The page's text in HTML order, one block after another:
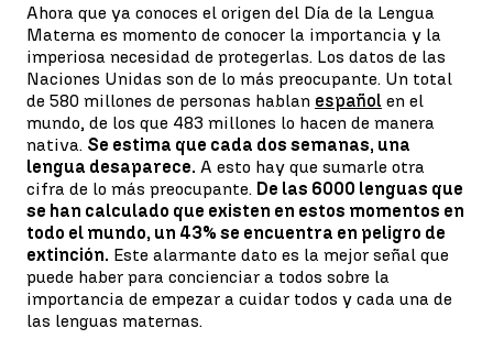
Ahora que ya conoces el origen del Día de la Lengua
Materna es momento de conocer la importancia y la
imperiosa necesidad de protegerlas. Los datos de las
Naciones Unidas son de lo más preocupante. Un total
de 580 millones de personas hablan español en el
mundo, de los que 483 millones lo hacen de manera
nativa. Se estima que cada dos semanas, una
lengua desaparece. A esto hay que sumarle otra
cifra de lo más preocupante. De las 6000 lenguas que
se han calculado que existen en estos momentos en
todo el mundo, un 43% se encuentra en peligro de
extinción. Este alarmante dato es la mejor señal que
puede haber para concienciar a todos sobre la
importancia de empezar a cuidar todos y cada una de
las lenguas maternas.